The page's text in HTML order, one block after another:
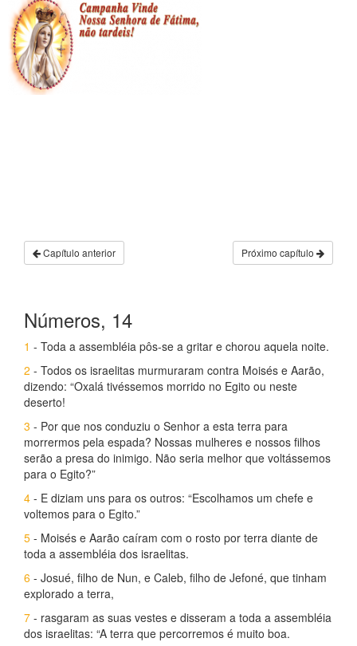
Capítulo anterior Próximo capítulo
Números, 14
1 - Toda a assembléia pôs-se a gritar e chorou aquela noite.
2 - Todos os israelitas murmuraram contra Moisés e Aarão,
dizendo: “Oxalá tivéssemos morrido no Egito ou neste
deserto!
3 - Por que nos conduziu o Senhor a esta terra para
morrermos pela espada? Nossas mulheres e nossos filhos
serão a presa do inimigo. Não seria melhor que voltássemos
para o Egito?”
4 - E diziam uns para os outros: “Escolhamos um chefe e
voltemos para o Egito.”
5 - Moisés e Aarão caíram com o rosto por terra diante de
toda a assembléia dos israelitas.
6 - Josué, filho de Nun, e Caleb, filho de Jefoné, que tinham
explorado a terra,
7 - rasgaram as suas vestes e disseram a toda a assembléia
dos israelitas: “A terra que percorremos é muito boa.